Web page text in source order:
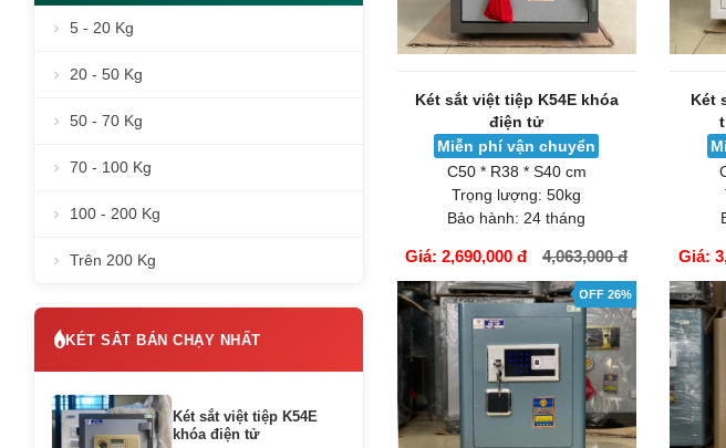
5 - 20 Kg
20 - 50 Kg
50 - 70 Kg
70 - 100 Kg
100 - 200 Kg
Trên 200 Kg
KÉT SẮT BÁN CHẠY NHẤT
Két sắt việt tiệp K54E
khóa điện tử
Két sắt việt tiệp K54E khóa
điện tử
Miễn phí vận chuyển
C50 * R38 * S40 cm
Trọng lượng: 50kg
Bảo hành: 24 tháng
Giá: 2,690,000 đ 4,063,000 đ
GIỎ HÀNG
Két
Giá:
GIỎ
OFF 26%